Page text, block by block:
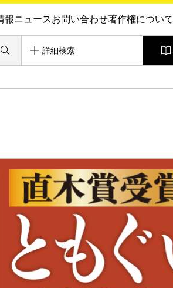
報ニュースお問い合わせ著作権について
詳細検索